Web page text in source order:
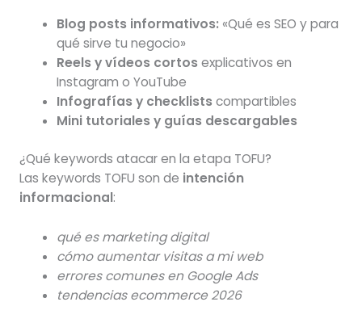
Blog posts informativos: «Qué es SEO y para
qué sirve tu negocio»
Reels y vídeos cortos explicativos en
Instagram o YouTube
Infografías y checklists compartibles
Mini tutoriales y guías descargables
¿Qué keywords atacar en la etapa TOFU?
Las keywords TOFU son de intención
informacional:
qué es marketing digital
cómo aumentar visitas a mi web
errores comunes en Google Ads
tendencias ecommerce 2026